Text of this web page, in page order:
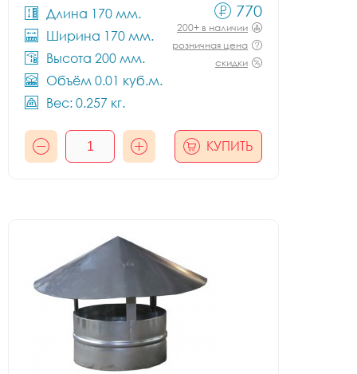
Длина 170 мм.
Ширина 170 мм.
Высота 200 мм.
Объём 0.01 куб.м.
Вес: 0.257 кг.
770
200+ в наличии
розничная цена
скидки
КУПИТЬ